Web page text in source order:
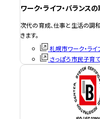
ワーク・ライフ・バランス
次代の育成、仕事と生活の調
きます。
札幌市ワーク・ライ
さっぽろ市民子育